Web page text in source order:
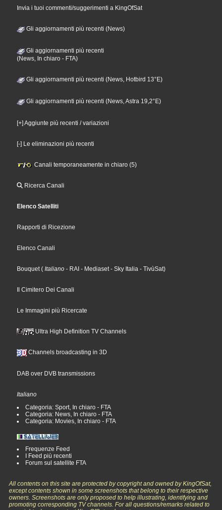
Invia i tuoi commenti/suggerimenti a KingOfSat
Gli aggiornamenti più recenti (News)
Gli aggiornamenti più recenti
(News, In chiaro - FTA)
Gli aggiornamenti più recenti (News, Hotbird 13°E)
Gli aggiornamenti più recenti (News, Astra 19,2°E)
[+] Aggiunte più recenti / variazioni
[-] Le eliminazioni più recenti
Canali temporaneamente in chiaro (5)
Ricerca Canali
Elenco Satelliti
Rapporti di Ricezione
Elenco Canali
Bouquet( Italiano - RAI - Mediaset- Sky Italia - TivùSat)
Il Cimitero Dei Canali
Le Immagini più Ricercate
Ultra High Definition TV Channels
Channels broadcasting in 3D
DAB over DVB transmissions
Italiano
Categoria: Sport, In chiaro - FTA
Categoria: News, In chiaro - FTA
Categoria: Movies, In chiaro - FTA
Frequenze Feed
I Feed più recenti
Forum sul satellite FTA
All contents on this site are protected by copyright and owned by KingOfSat,
except contents shown in some screenshots that belong to their respective
owners. Screenshots are only proposed to help illustrating, identifying and
promoting corresponding TV channels. For all questions/remarks related to